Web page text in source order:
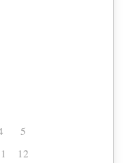
5
12